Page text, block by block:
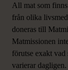
All mat som
från olika
doneras till
Matmissionen
förutse exakt
varierar